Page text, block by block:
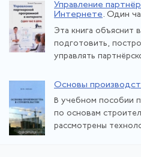
Управление
Интернете. Один
Эта книга объяснит
подготовить,
управлять
Основы
В учебном пособии
по основам
рассмотрены